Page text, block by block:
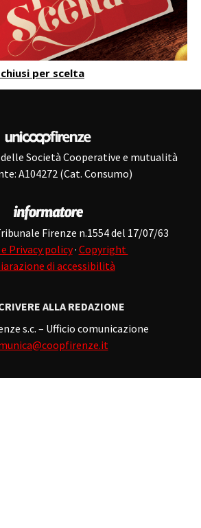
per scelta
Società Cooperative e mutualità
A104272 (Cat. Consumo)
Firenze n.1554 del 17/07/63
Privacy policy· Copyright
di accessibilità
ALLA REDAZIONE
s.c. – Ufficio comunicazione